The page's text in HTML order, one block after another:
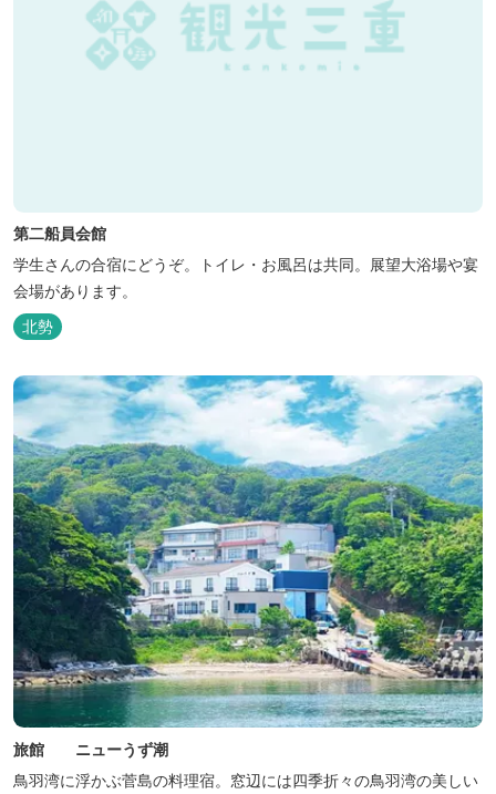
第二船員会館
学生さんの合宿にどうぞ。トイレ・お風呂は共同。展望大浴場や宴
会場があります。
北勢
旅館 ニューうず潮
鳥羽湾に浮かぶ菅島の料理宿。窓辺には四季折々の鳥羽湾の美しい